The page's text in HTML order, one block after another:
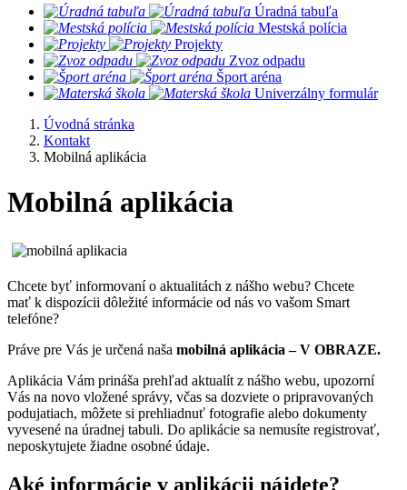
Úradná tabuľa
Mestská polícia
Projekty
Zvoz odpadu
Šport aréna
Univerzálny formulár
Úvodná stránka
Kontakt
Mobilná aplikácia
Mobilná aplikácia
Chcete byť informovaní o aktualitách z nášho webu? Chcete
mať k dispozícii dôležité informácie od nás vo vašom Smart
telefóne?
Práve pre Vás je určená naša mobilná aplikácia – V OBRAZE.
Aplikácia Vám prináša prehľad aktualít z nášho webu, upozorní
Vás na novo vložené správy, včas sa dozviete o pripravovaných
podujatiach, môžete si prehliadnuť fotografie alebo dokumenty
vyvesené na úradnej tabuli. Do aplikácie sa nemusíte registrovať,
neposkytujete žiadne osobné údaje.
Aké informácie v aplikácii nájdete?